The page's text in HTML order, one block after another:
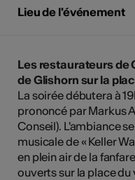
Lieu de l'événement
Les restaurateurs de
de Glishorn sur la
La soirée débutera à
prononcé par Markus
Conseil). L'ambiance
musicale de « Keller
en plein air de la
ouverts sur la place du